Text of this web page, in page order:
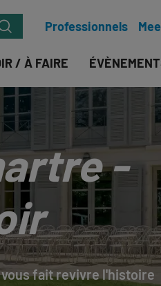
Professionnels
/ À FAIRE
-
fait revivre l'histoire